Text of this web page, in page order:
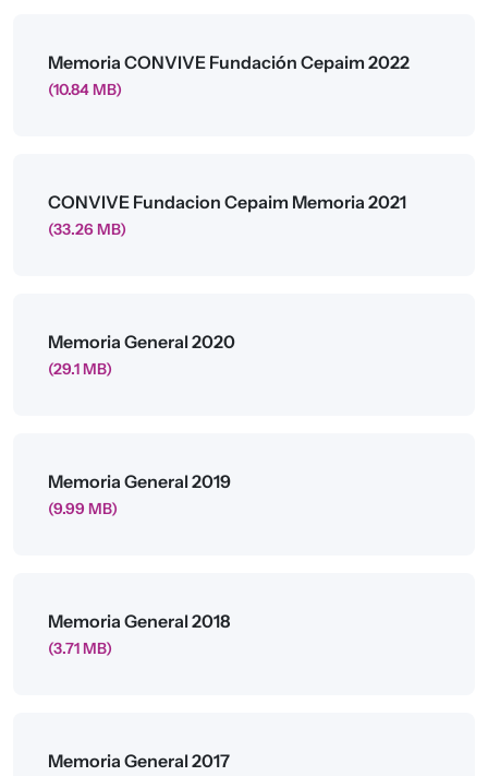
Archivo
Memoria CONVIVE Fundación Cepaim 2022
(10.84 MB)
Archivo
CONVIVE Fundacion Cepaim Memoria 2021
(33.26 MB)
Archivo
Memoria General 2020
(29.1 MB)
Archivo
Memoria General 2019
(9.99 MB)
Archivo
Memoria General 2018
(3.71 MB)
Archivo
Memoria General 2017